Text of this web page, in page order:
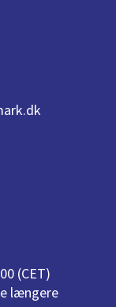
(CET)
længere